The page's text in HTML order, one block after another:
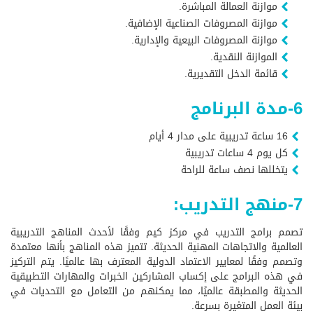
موازنة العمالة المباشرة.
موازنة المصروفات الصناعية الإضافية.
موازنة المصروفات البيعية والإدارية.
الموازنة النقدية.
قائمة الدخل التقديرية.
6-مدة البرنامج
16 ساعة تدريبية على مدار 4 أيام
كل يوم 4 ساعات تدريبية
يتخللها نصف ساعة للراحة
7-منهج التدريب:
تصمم برامج التدريب في مركز كيم وفقًا لأحدث المناهج التدريبية
العالمية والاتجاهات المهنية الحديثة. تتميز هذه المناهج بأنها معتمدة
وتصمم وفقًا لمعايير الاعتماد الدولية المعترف بها عالميًا. يتم التركيز
في هذه البرامج على إكساب المشاركين الخبرات والمهارات التطبيقية
الحديثة والمطبقة عالميًا، مما يمكنهم من التعامل مع التحديات في
بيئة العمل المتغيرة بسرعة.